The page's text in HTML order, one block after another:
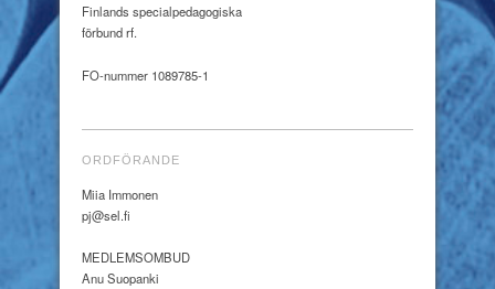
Finlands specialpedagogiska
förbund rf.
FO-nummer 1089785-1
ORDFÖRANDE
Miia Immonen
pj@sel.fi
MEDLEMSOMBUD
Anu Suopanki